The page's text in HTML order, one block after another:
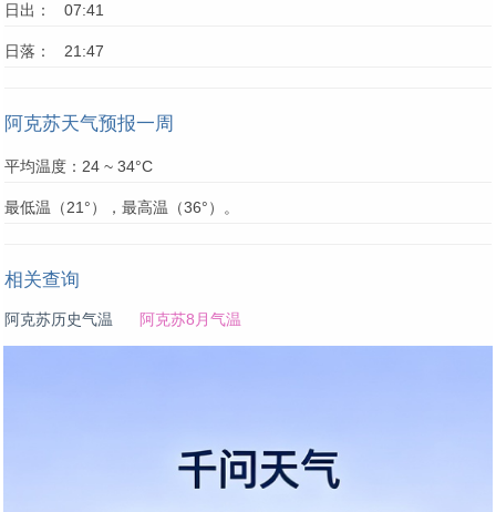
日出： 07:41
日落： 21:47
阿克苏天气预报一周
平均温度：24 ~ 34°C
最低温（21°），最高温（36°）。
相关查询
阿克苏历史气温 阿克苏8月气温